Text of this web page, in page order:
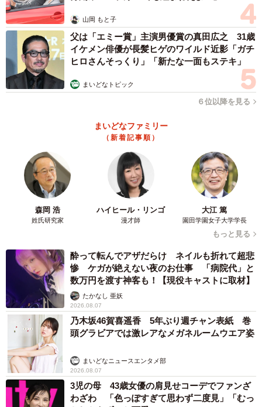
山岡 もと子
父は「エミー賞」主演男優賞の真田広之 31歳
イケメン俳優が長髪ヒゲのワイルド近影「ガチ
ヒロさんそっくり」「新たな一面もステキ」
まいどなトピック
６位以降を見る
まいどなファミリー
（新着記事順）
森岡 浩
姓氏研究家
ハイヒール・リンゴ
漫才師
大江 篤
園田学園女子大学学長
もっと見る
酔って転んでアザだらけ ネイルも折れて超悲
惨 ケガが絶えない夜のお仕事 「病院代」と
数万円を渡す神客も！【現役キャストに取材】
たかなし 亜妖
2026.08.07
乃木坂46賀喜遥香 5年ぶり週チャン表紙 巻
頭グラビアでは激レアなメガネルームウエア姿
まいどなニュースエンタメ部
2026.08.07
3児の母 43歳女優の肩見せコーデでファンざ
わざわ 「色っぽすぎて思わず二度見」「むっ